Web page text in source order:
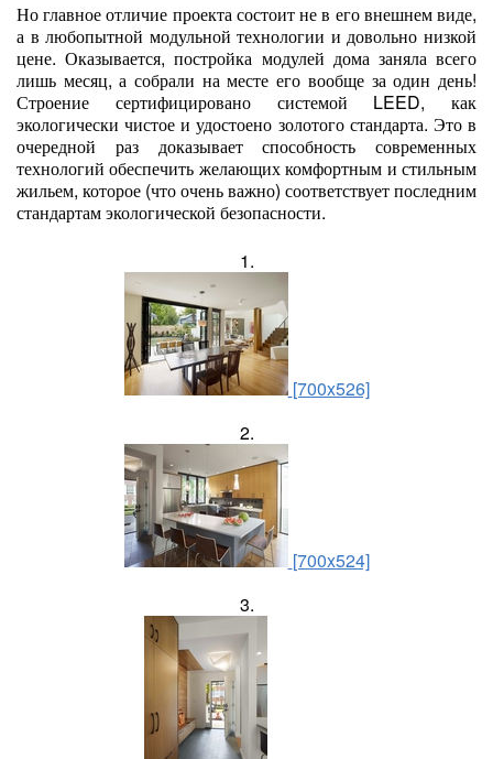
Но главное отличие проекта состоит не в его внешнем виде,
а в любопытной модульной технологии и довольно низкой
цене. Оказывается, постройка модулей дома заняла всего
лишь месяц, а собрали на месте его вообще за один день!
Строение сертифицировано системой LEED, как
экологически чистое и удостоено золотого стандарта. Это в
очередной раз доказывает способность современных
технологий обеспечить желающих комфортным и стильным
жильем, которое (что очень важно) соответствует последним
стандартам экологической безопасности.
1.
[700x526]
2.
[700x524]
3.